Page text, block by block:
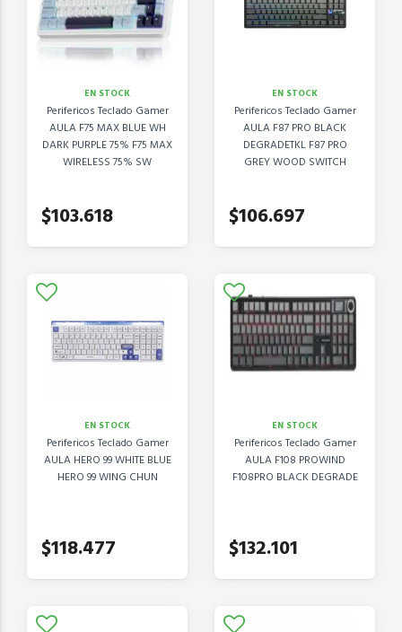
EN STOCK
Perifericos Teclado Gamer
AULA F75 MAX BLUE WH
DARK PURPLE 75% F75 MAX
WIRELESS 75% SW
$103.618
EN STOCK
Perifericos Teclado Gamer
AULA F87 PRO BLACK
DEGRADETKL F87 PRO
GREY WOOD SWITCH
$106.697
EN STOCK
Perifericos Teclado Gamer
AULA HERO 99 WHITE BLUE
HERO 99 WING CHUN
$118.477
EN STOCK
Perifericos Teclado Gamer
AULA F108 PROWIND
F108PRO BLACK DEGRADE
$132.101